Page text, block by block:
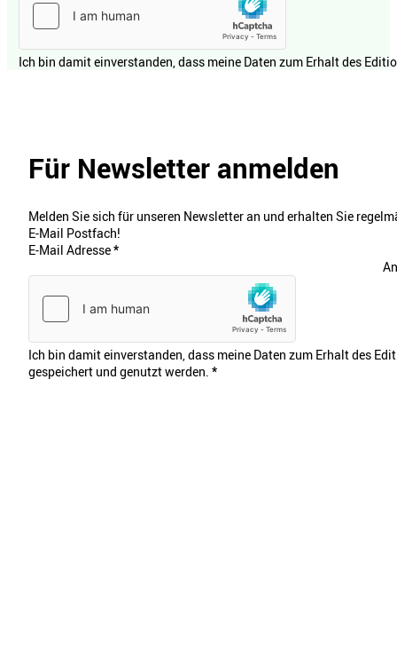
Ich bin damit einverstanden, dass meine Daten zum Erhalt des
Für Newsletter anmelden
Melden Sie sich für unseren Newsletter an und erhalten Sie
E-Mail Postfach!
E-Mail Adresse*
Ich bin damit einverstanden, dass meine Daten zum Erhalt des
gespeichert und genutzt werden. *